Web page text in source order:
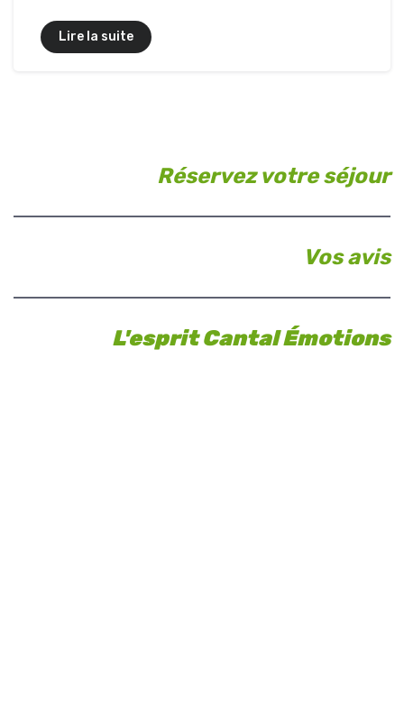
Lire la suite
Réservez votre séjour
Vos avis
L'esprit Cantal Émotions